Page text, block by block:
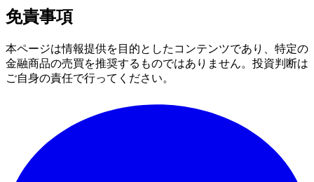
免責事項
本ページは情報提供を目的としたコンテンツであり、特定の
金融商品の売買を推奨するものではありません。投資判断は
ご自身の責任で行ってください。